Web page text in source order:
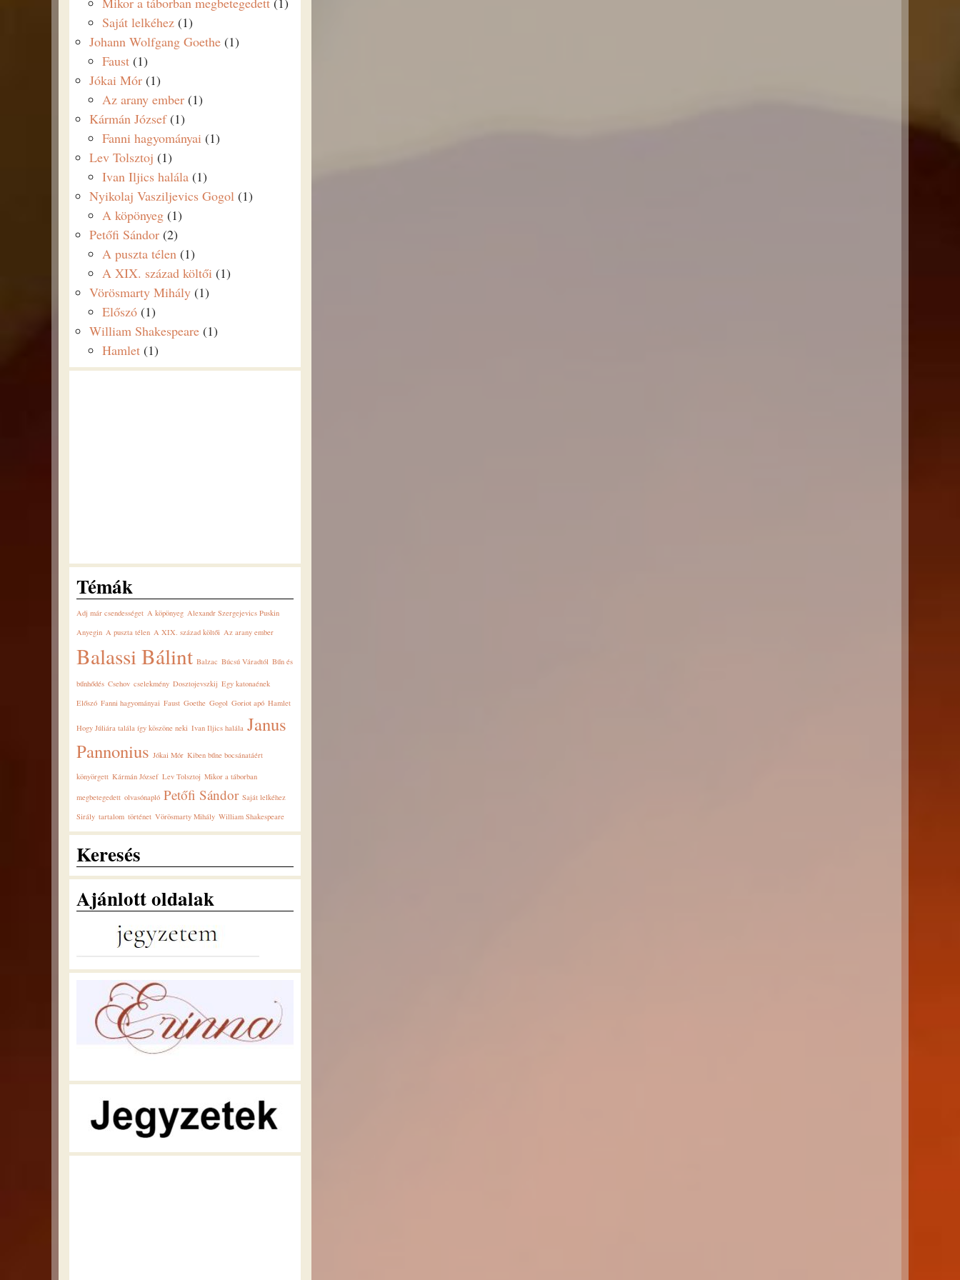
Saját lelkéhez (1)
Johann Wolfgang Goethe (1)
Faust (1)
Jókai Mór (1)
Az arany ember (1)
Kármán József(1)
Fanni hagyományai (1)
Lev Tolsztoj (1)
Ivan Iljics halála (1)
Nyikolaj Vasziljevics Gogol (1)
A köpönyeg (1)
Petőfi Sándor (2)
A puszta télen (1)
A XIX. század költői (1)
Vörösmarty Mihály (1)
Előszó (1)
William Shakespeare (1)
Hamlet (1)
Témák
Adj már csendességet A köpönyeg Alexandr Szergejevics Puskin
Anyegin A puszta télen A XIX. század költői Az arany ember
Balassi Bálint Balzac Búcsú Váradtól Bűn és
bűnhődés Csehov cselekmény Dosztojevszkij Egy katonaének
Előszó Fanni hagyományai Faust Goethe Gogol Goriot apó Hamlet
Hogy Júliára talála így köszöne neki Ivan Iljics halála Janus
Pannonius Jókai Mór Kiben bűne bocsánatáért
könyörgett Kármán József Lev Tolsztoj Mikor a táborban
megbetegedett olvasónapló Petőfi Sándor Saját lelkéhez
Sirály tartalom történet Vörösmarty Mihály William Shakespeare
Keresés
Ajánlott oldalak